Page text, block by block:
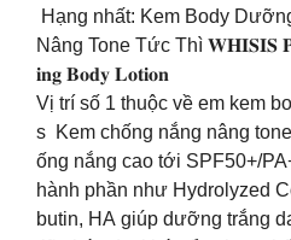
Hạng nhất: Kem Body
Nâng Tone Tức Thì 𝐖𝐇𝐈𝐒𝐈𝐒
𝐢𝐧𝐠 𝐁𝐨𝐝𝐲 𝐋𝐨𝐭𝐢𝐨𝐧
Vị trí số 1 thuộc về em kem
s Kem chống nắng nâng
ống nắng cao tới SPF50+/
hành phần như Hydrolyzed
butin, HA giúp dưỡng trắng